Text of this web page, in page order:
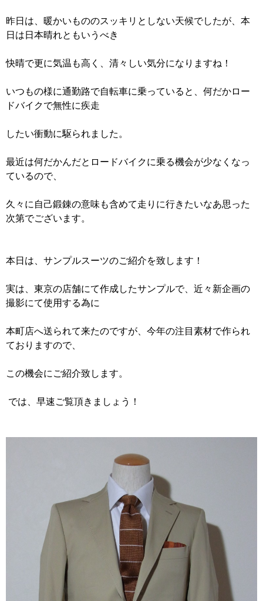
昨日は、暖かいもののスッキリとしない天候でしたが、本
日は日本晴れともいうべき
快晴で更に気温も高く、清々しい気分になりますね！
いつもの様に通勤路で自転車に乗っていると、何だかロー
ドバイクで無性に疾走
したい衝動に駆られました。
最近は何だかんだとロードバイクに乗る機会が少なくなっ
ているので、
久々に自己鍛錬の意味も含めて走りに行きたいなあ思った
次第でございます。
本日は、サンプルスーツのご紹介を致します！
実は、東京の店舗にて作成したサンプルで、近々新企画の
撮影にて使用する為に
本町店へ送られて来たのですが、今年の注目素材で作られ
ておりますので、
この機会にご紹介致します。
では、早速ご覧頂きましょう！